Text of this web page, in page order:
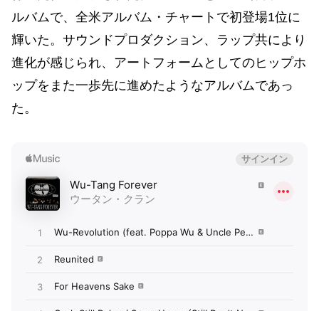
ルバムで、全米アルバム・チャートで初登場1位に
輝いた。サウンドプロダクション、ラップ共により
進化が感じられ、アートフォームとしてのヒップホ
ップをまた一歩先に進めたようなアルバムであっ
た。